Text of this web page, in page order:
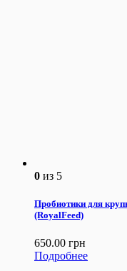
0 из 5
Пробиотики для
(RoyalFeed)
650.00 грн
Подробнее